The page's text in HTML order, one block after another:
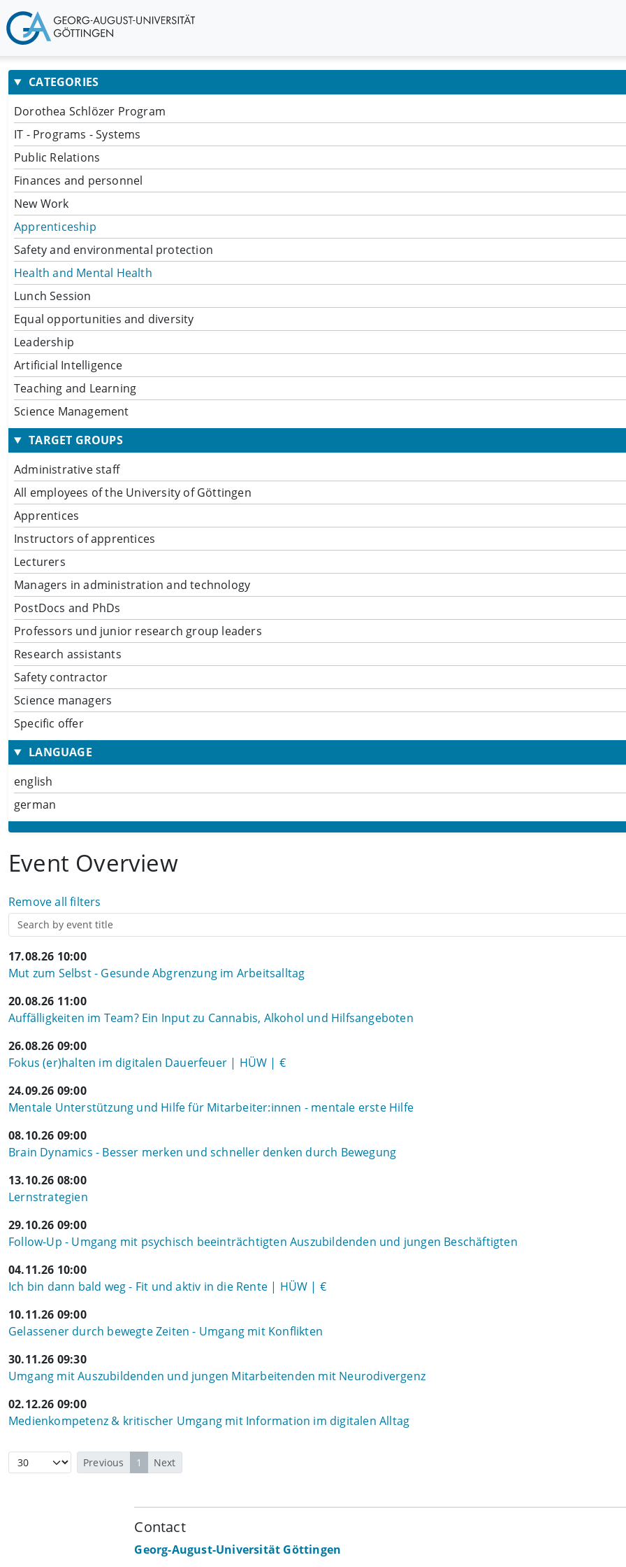
CATEGORIES
Dorothea Schlözer Program
IT - Programs - Systems
Public Relations
Finances and personnel
New Work
Apprenticeship
Safety and environmental protection
Health and Mental Health
Lunch Session
Equal opportunities and diversity
Leadership
Artificial Intelligence
Teaching and Learning
Science Management
TARGET GROUPS
Administrative staff
All employees of the University of Göttingen
Apprentices
Instructors of apprentices
Lecturers
Managers in administration and technology
PostDocs and PhDs
Professors und junior research group leaders
Research assistants
Safety contractor
Science managers
Specific offer
LANGUAGE
english
german
Event Overview
Remove all filters
17.08.26 10:00
Mut zum Selbst - Gesunde Abgrenzung im Arbeitsalltag
20.08.26 11:00
Auffälligkeiten im Team? Ein Input zu Cannabis, Alkohol und Hilfsangeboten
26.08.26 09:00
Fokus (er)halten im digitalen Dauerfeuer | HÜW | €
24.09.26 09:00
Mentale Unterstützung und Hilfe für Mitarbeiter:innen - mentale erste Hilfe
08.10.26 09:00
Brain Dynamics - Besser merken und schneller denken durch Bewegung
13.10.26 08:00
Lernstrategien
29.10.26 09:00
Follow-Up - Umgang mit psychisch beeinträchtigten Auszubildenden und jungen Beschäftigten
04.11.26 10:00
Ich bin dann bald weg - Fit und aktiv in die Rente | HÜW | €
10.11.26 09:00
Gelassener durch bewegte Zeiten - Umgang mit Konflikten
30.11.26 09:30
Umgang mit Auszubildenden und jungen Mitarbeitenden mit Neurodivergenz
02.12.26 09:00
Medienkompetenz & kritischer Umgang mit Information im digitalen Alltag
Previous 1 Next
Contact
Georg-August-Universität Göttingen